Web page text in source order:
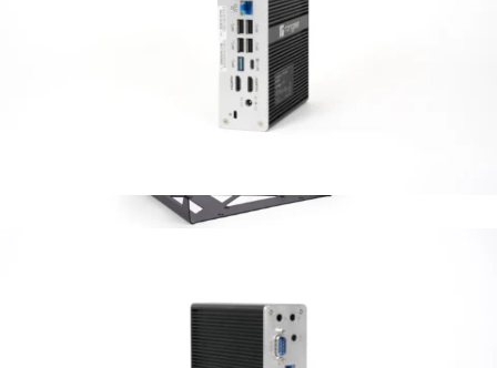
Intel WLAN Modul mit zwei Antennen.
VESA Halterung